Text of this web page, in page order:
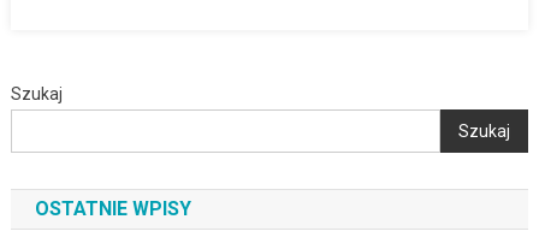
Szukaj
Szukaj
OSTATNIE WPISY